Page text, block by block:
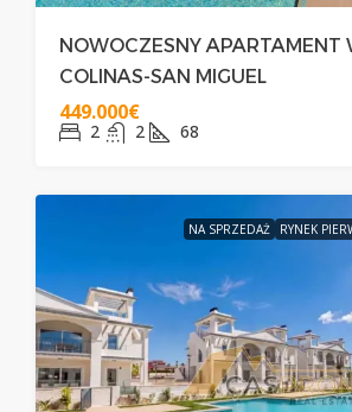
NOWOCZESNY APARTAMENT
COLINAS-SAN MIGUEL
449.000€
2 2 68
NA SPRZEDAŻ RYNEK